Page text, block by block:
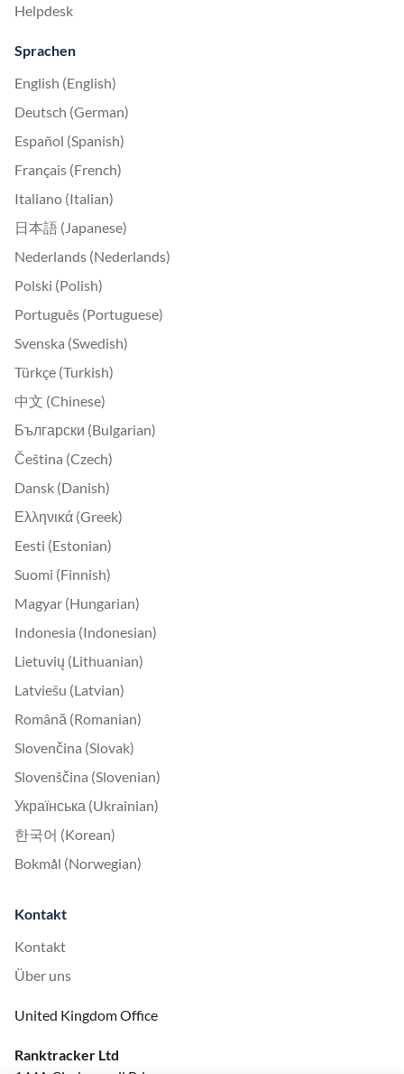
Helpdesk
Sprachen
English (English)
Deutsch (German)
Español (Spanish)
Français (French)
Italiano (Italian)
日本語 (Japanese)
Nederlands (Nederlands)
Polski (Polish)
Português (Portuguese)
Svenska (Swedish)
Türkçe (Turkish)
中文 (Chinese)
Български (Bulgarian)
Čeština (Czech)
Dansk (Danish)
Ελληνικά (Greek)
Eesti (Estonian)
Suomi (Finnish)
Magyar (Hungarian)
Indonesia (Indonesian)
Lietuvių (Lithuanian)
Latviešu (Latvian)
Română (Romanian)
Slovenčina (Slovak)
Slovenščina (Slovenian)
Українська (Ukrainian)
한국어 (Korean)
Bokmål (Norwegian)
Kontakt
Kontakt
Über uns
United Kingdom Office
Ranktracker Ltd